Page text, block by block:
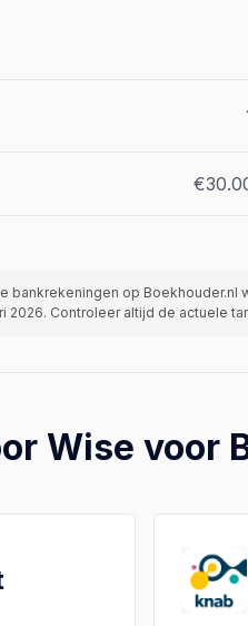
bankrekeningen op
2026. Controleer altijd de actuele
Wise voor